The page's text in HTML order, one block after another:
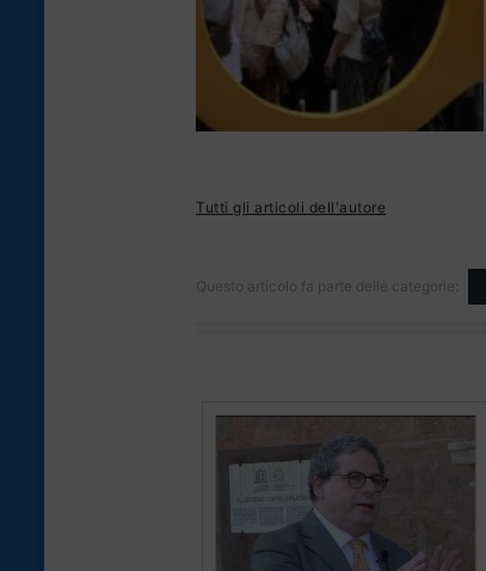
Tutti gli articoli dell'autore
Questo articolo fa parte delle categorie: